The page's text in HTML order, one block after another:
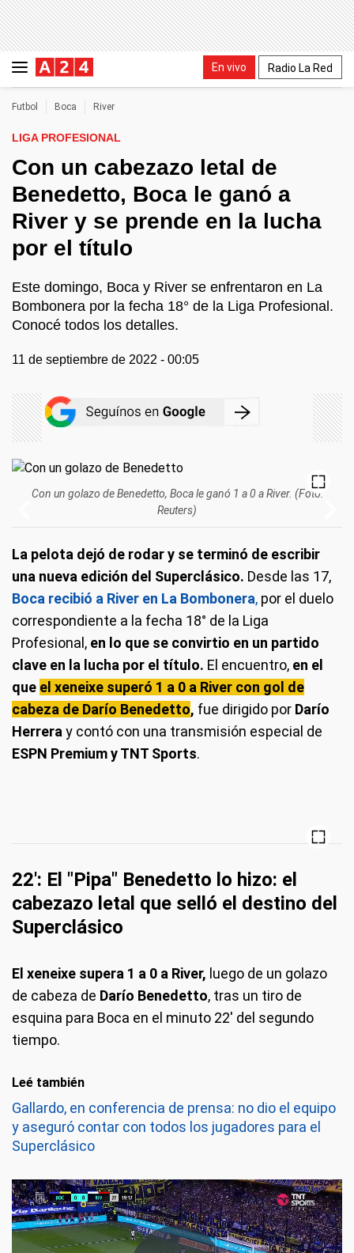
En vivo Radio La Red
Futbol Boca River
LIGA PROFESIONAL
Con un cabezazo letal de
Benedetto, Boca le ganó a
River y se prende en la lucha
por el título
Este domingo, Boca y River se enfrentaron en La
Bombonera por la fecha 18° de la Liga Profesional.
Conocé todos los detalles.
11 de septiembre de 2022 - 00:05
Con un golazo de Benedetto, Boca le ganó 1 a 0 a River. (Foto:
Reuters)
Boca y River se enfrentaron en La Bombonera. (Foto: EFE)
La pelota dejó de rodar y se terminó de escribir
una nueva edición del Superclásico. Desde las 17,
Boca recibió a River en La Bombonera, por el duelo
correspondiente a la fecha 18° de la Liga
Profesional, en lo que se convirtio en un partido
clave en la lucha por el título. El encuentro, en el
que el xeneixe superó 1 a 0 a River con gol de
cabeza de Darío Benedetto, fue dirigido por Darío
Herrera y contó con una transmisión especial de
ESPN Premium y TNT Sports.
22': El "Pipa" Benedetto lo hizo: el
cabezazo letal que selló el destino del
Superclásico
El xeneixe supera 1 a 0 a River, luego de un golazo
de cabeza de Darío Benedetto, tras un tiro de
esquina para Boca en el minuto 22' del segundo
tiempo.
Leé también
Gallardo, en conferencia de prensa: no dio el equipo
y aseguró contar con todos los jugadores para el
Superclásico